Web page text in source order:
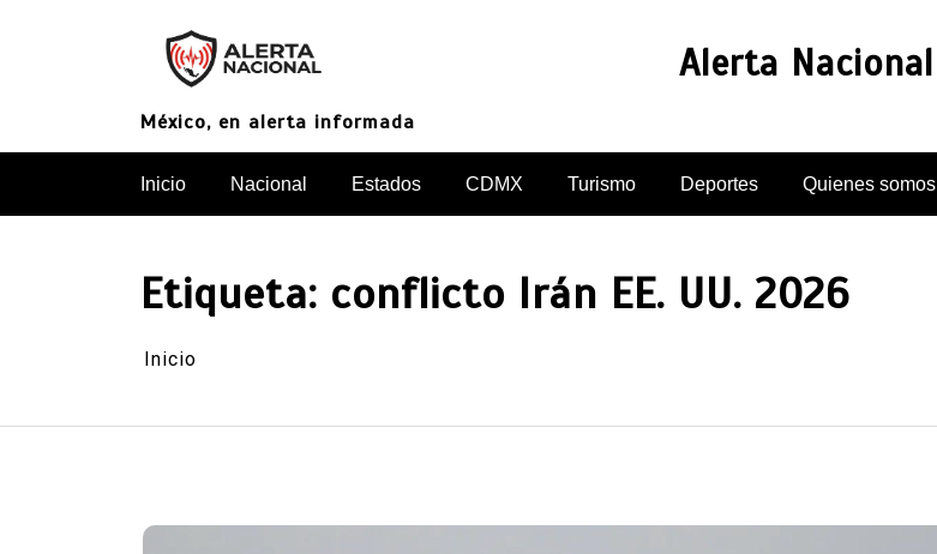
Alerta Nacional
México, en alerta informada
Inicio Nacional Estados CDMX Turismo Deportes Quienes somos
Etiqueta: conflicto Irán EE. UU. 2026
Inicio